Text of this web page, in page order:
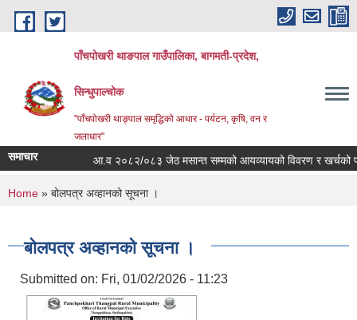
Skip to main content
पाँचपोखरी थाङपाल गाउँपालिका, बागमती-प्रदेश,
सिन्धुपाल्चोक
"पाँचपोखरी थाङ्पाल समृद्धिको आधार - पर्यटन, कृषि, वन र
जलाधार"
समाचार आ.व २०८२/०८३ जेठ मसान्त सम्मको आयव्यायको विवरण र खर्चको
You are here
Home » बोलपत्र अव्हानको सूचना ।
बोलपत्र अव्हानको सूचना ।
Submitted on: Fri, 01/02/2026 - 11:23